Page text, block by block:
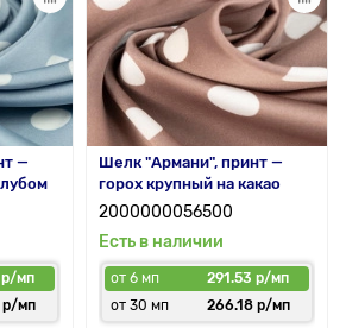
—
р/мп
р/мп
Шелк "Армани", принт —
горох крупный на какао
2000000056500
Есть в наличии
от 6 мп
291.53 р/мп
от 30 мп
266.18 р/мп